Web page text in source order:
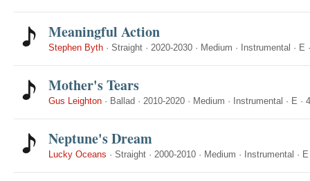
Meaningful Action
Stephen Byth · Straight · 2020-2030 · Medium · Instrumental · E
Mother's Tears
Gus Leighton · Ballad · 2010-2020 · Medium · Instrumental · E ·
Neptune's Dream
Lucky Oceans · Straight · 2000-2010 · Medium · Instrumental · E